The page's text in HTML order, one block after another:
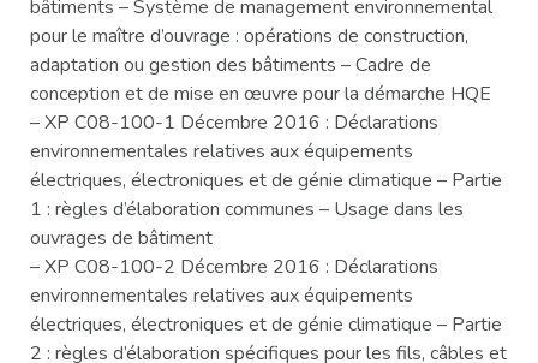
bâtiments – Système de management environnemental
pour le maître d’ouvrage : opérations de construction,
adaptation ou gestion des bâtiments – Cadre de
conception et de mise en œuvre pour la démarche HQE
– XP C08-100-1 Décembre 2016 : Déclarations
environnementales relatives aux équipements
électriques, électroniques et de génie climatique – Partie
1 : règles d’élaboration communes – Usage dans les
ouvrages de bâtiment
– XP C08-100-2 Décembre 2016 : Déclarations
environnementales relatives aux équipements
électriques, électroniques et de génie climatique – Partie
2 : règles d’élaboration spécifiques pour les fils, câbles et